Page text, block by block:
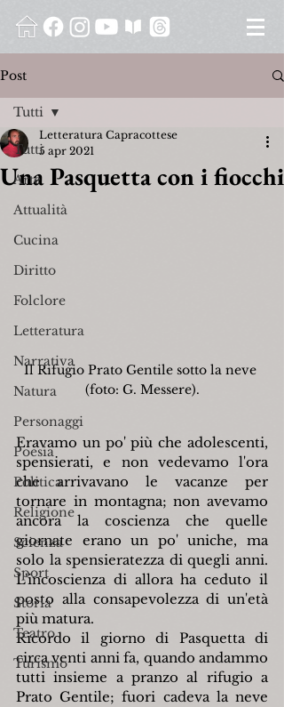
Post
Tutti
Arte
Attualità
Cucina
Diritto
Folclore
Letteratura
Narrativa
Natura
Personaggi
Poesia
Politica
Religione
Scienza
Sport
Storia
Teatro
Turismo
Tutti
Una Pasquetta con i fiocchi
Letteratura Capracottese
5 apr 2021
Il Rifugio Prato Gentile sotto la neve
(foto: G. Messere).
Eravamo un po' più che adolescenti,
spensierati, e non vedevamo l'ora
che arrivavano le vacanze per
tornare in montagna; non avevamo
ancora la coscienza che quelle
giornate erano un po' uniche, ma
solo la spensieratezza di quegli anni.
L'incoscienza di allora ha ceduto il
posto alla consapevolezza di un'età
più matura.
Ricordo il giorno di Pasquetta di
circa venti anni fa, quando andammo
tutti insieme a pranzo al rifugio a
Prato Gentile; fuori cadeva la neve